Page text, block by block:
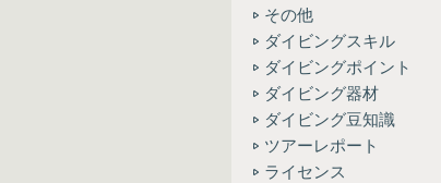
その他
ダイビングスキル
ダイビングポイント
ダイビング器材
ダイビング豆知識
ツアーレポート
ライセンス